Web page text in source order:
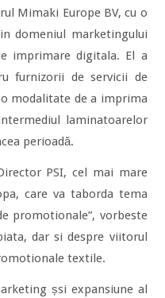
Mimaki Europe BV, cu o
domeniul marketingului
imprimare digitala. El a
furnizorii de servicii de
modalitate de a imprima
laminatoarelor
perioadă.
PSI, cel mai mare
care va taborda tema
promotionale”, vorbeste
dar si despre viitorul
textile.
șsi expansiune al